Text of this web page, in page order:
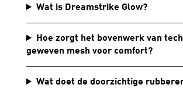
Wat is Dreamstrike Glow?
Hoe zorgt het bovenwerk van
geweven mesh voor comfort?
Wat doet de doorzichtige